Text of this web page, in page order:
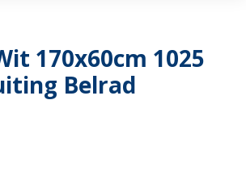
170x60cm 1025
Belrad